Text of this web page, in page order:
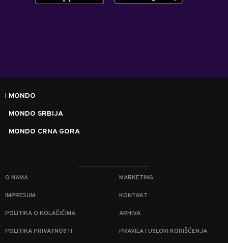
MONDO
MONDO SRBIJA
MONDO CRNA GORA
O NAMA MARKETING
IMPRESUM KONTAKT
POLITIKA O KOLAČIĆIMA ARHIVA
POLITIKA PRIVATNOSTI PRAVILA I USLOVI KORIŠĆENJA